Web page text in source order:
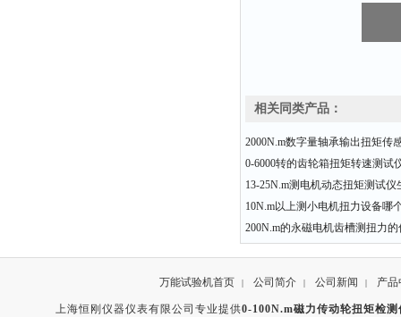
相关同类产品：
2000N.m数字量轴承输出扭矩传
0-6000转的齿轮箱扭矩转速测试
13-25N.m测电机动态扭矩测试仪
10N.m以上测小电机扭力设备哪
200N.m的永磁电机齿槽测扭力
万能试验机首页 | 公司简介 | 公司新闻 | 产品
上海恒刚仪器仪表有限公司专业提供0-100N.m磁力传动轮扭矩检测